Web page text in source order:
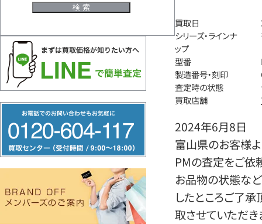
リ
ー
ヤ
買取日
シリーズ・ラインナ
ップ
型番
製造番号・刻印
査定時の状態
買取店舗
2024年6月8日
富山県のお客様よ
PMの査定をご依
お品物の状態など
したところご了
取させていただき